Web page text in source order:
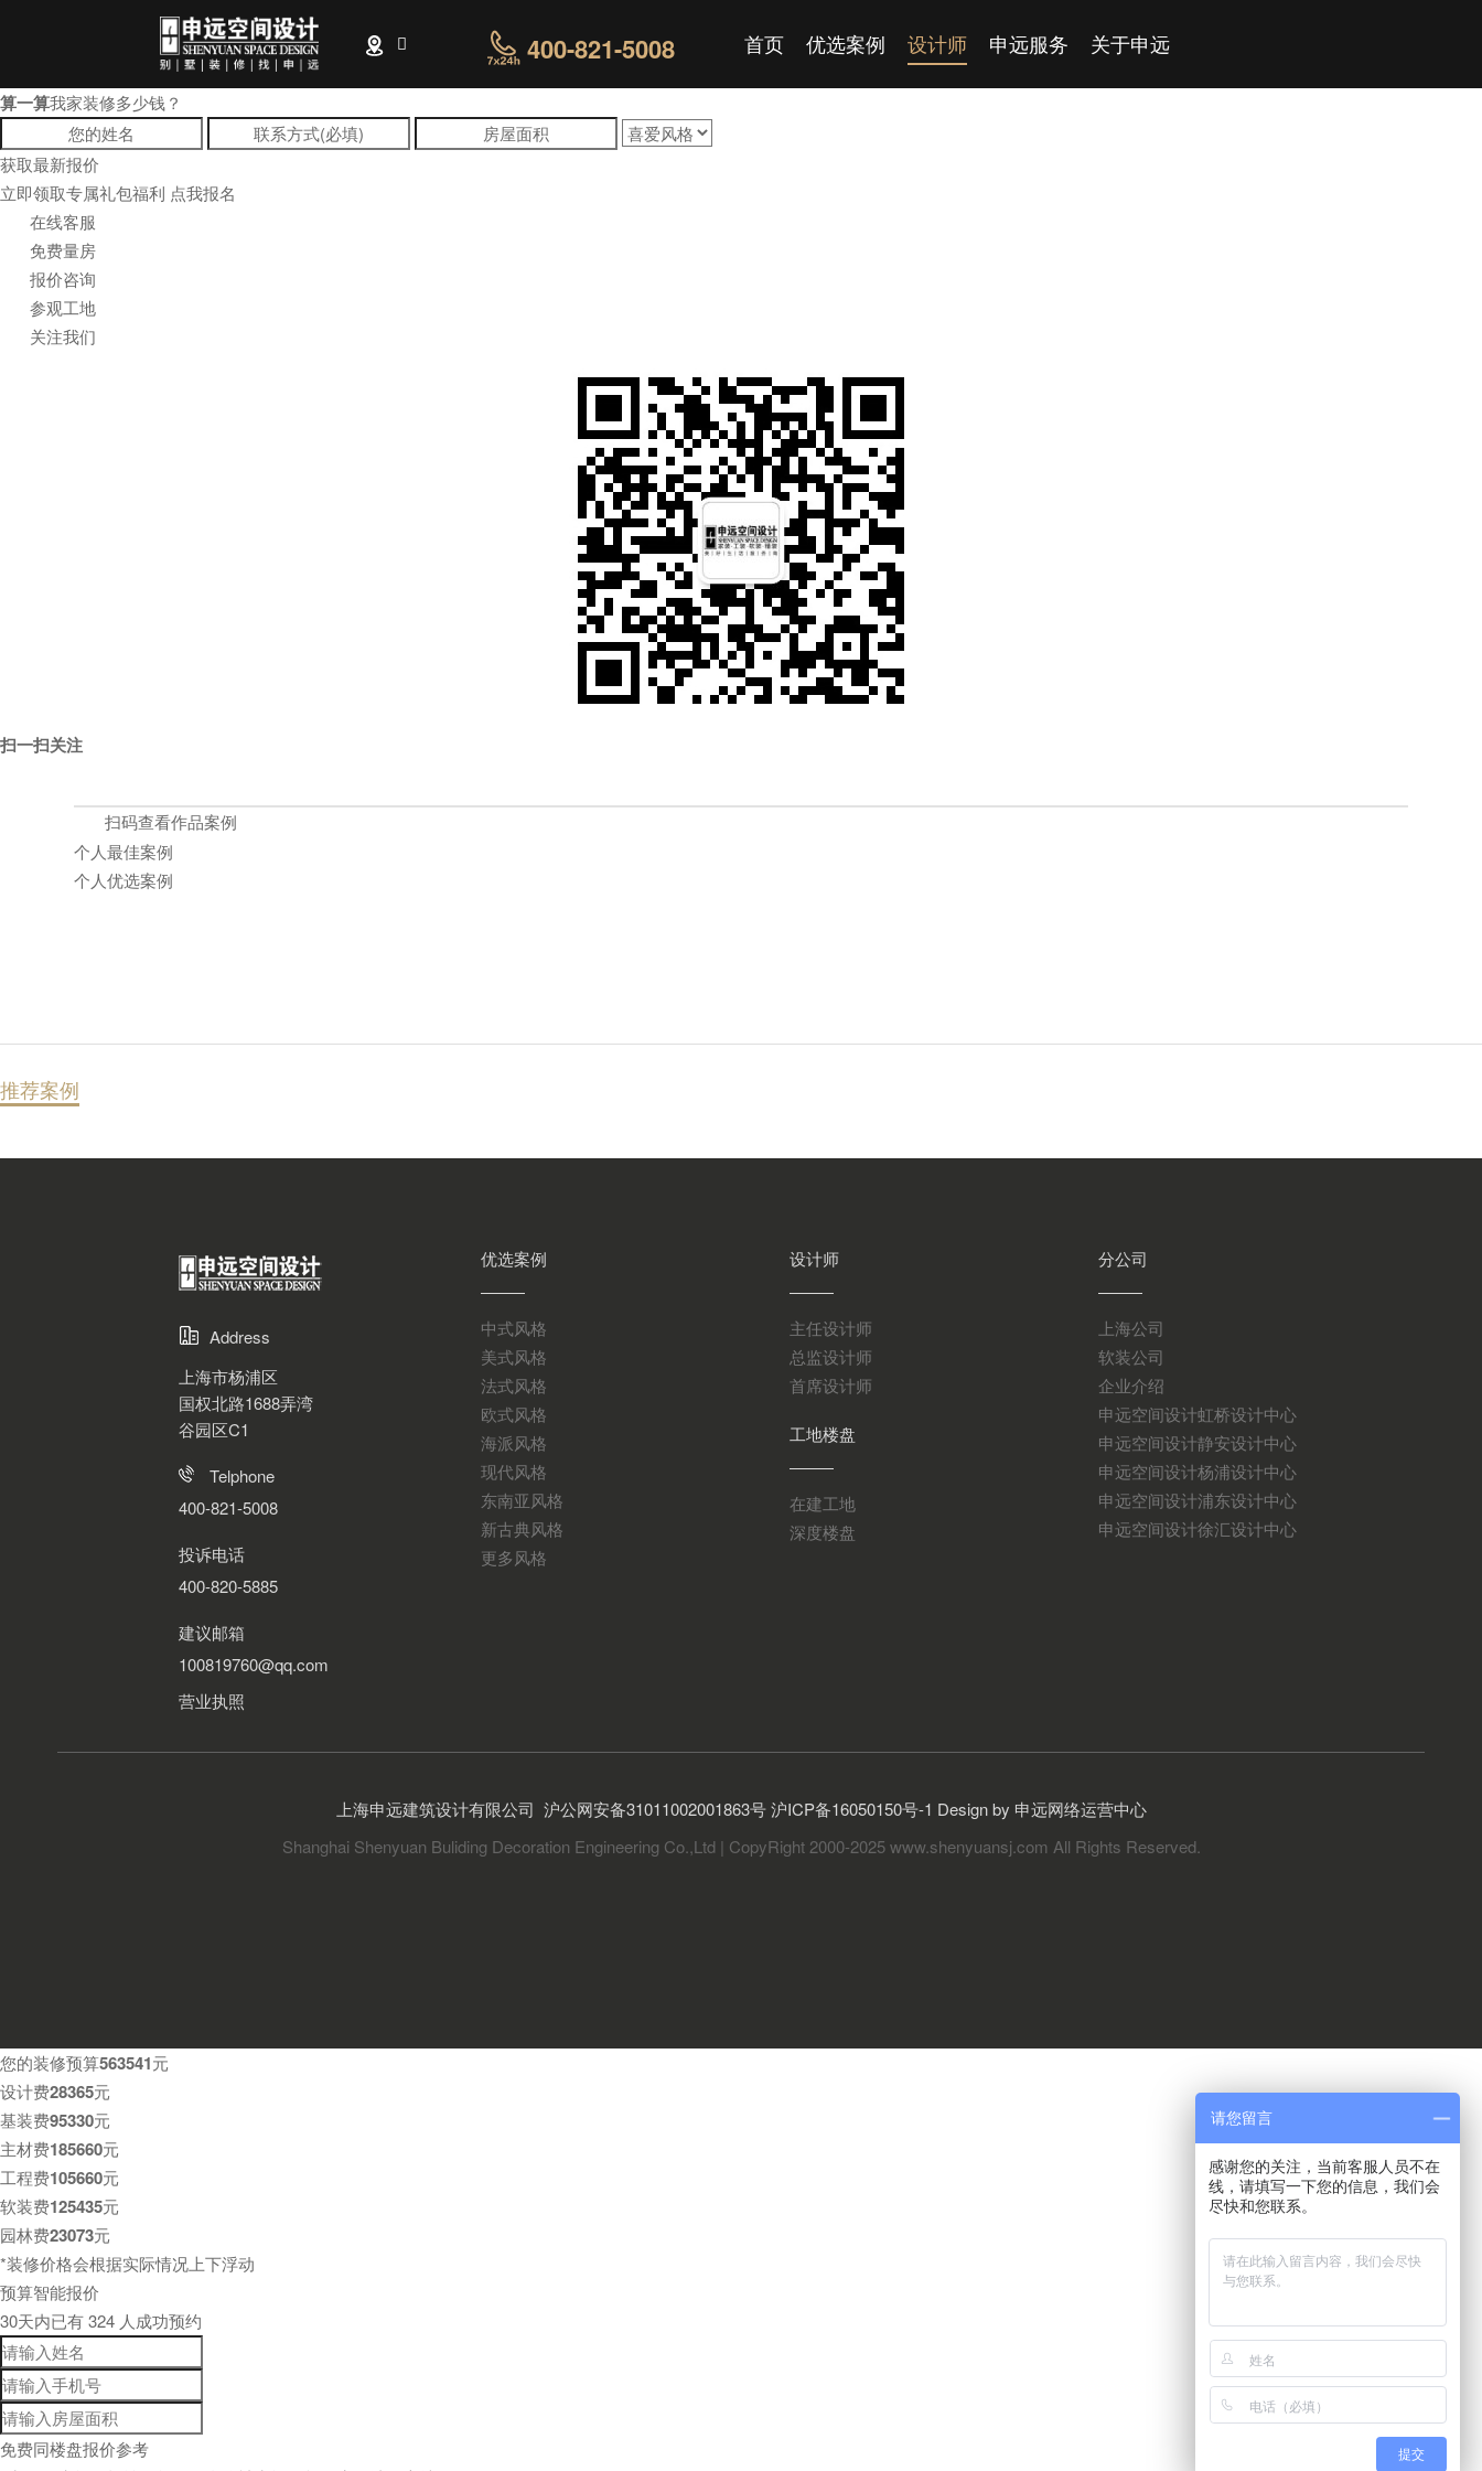
400-821-5008 首页 优选案例 设计师
申远服务
深度楼盘
关于申远
申远荣誉
算一算我家装修多少钱？
获取最新报价
立即领取专属礼包福利 点我报名
在线客服
免费量房
报价咨询
参观工地
关注我们
扫一扫关注
扫码查看作品案例
个人最佳案例
个人优选案例
推荐案例
Address
上海市杨浦区
国权北路1688弄湾
谷园区C1
Telphone
400-821-5008
投诉电话
400-820-5885
建议邮箱
100819760@qq.com
营业执照
优选案例
中式风格
美式风格
法式风格
欧式风格
海派风格
现代风格
东南亚风格
新古典风格
更多风格
设计师
主任设计师
总监设计师
首席设计师
工地楼盘
在建工地
深度楼盘
分公司
上海公司
软装公司
企业介绍
申远空间设计虹桥设计中心
申远空间设计静安设计中心
申远空间设计杨浦设计中心
申远空间设计浦东设计中心
申远空间设计徐汇设计中心
上海申远建筑设计有限公司 沪公网安备31011002001863号 沪ICP备16050150号-1 Design by 申远网络运营中心
Shanghai Shenyuan Buliding Decoration Engineering Co.,Ltd | CopyRight 2000-2025 www.shenyuansj.com All Rights Reserved.
您的装修预算563541元
设计费28365元
基装费95330元
主材费185660元
工程费105660元
软装费125435元
园林费23073元
*装修价格会根据实际情况上下浮动
预算智能报价
30天内已有324 人成功预约
免费同楼盘报价参考
请您留言
感谢您的关注，当前客服人员不在
线，请填写一下您的信息，我们会
尽快和您联系。
提交